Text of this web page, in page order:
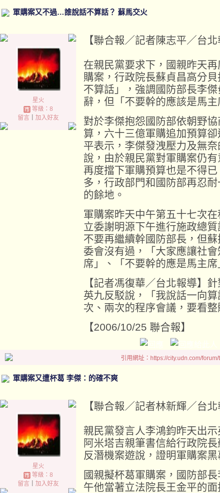
軍購案又不過…誰說話不算話？ 蘇馬交火
星火
等級：8
留言｜ 加入好友
【聯合報／記者陳志平／台
在親民黨要求下，國親昨天
購案，行政院長蘇貞昌高分
不算話」，強調國防部長李
辭，但「不要幹的應該是馬
對於李傑抱怨國防部依朝野
算，六十三億軍購追加預算
平表示，李傑發洩壓力及無
說，由於親民黨對軍購案仍
再度擋下軍購預算也是不得
多，行政部門和國防部再忍
的餘地。
軍購案昨天中午第五十七次
立委謝明源下午進行施政總
不要再繼續幹國防部長，但
委會沒有過，「大家應讓社
席」、「不要幹的應是馬主席
【記者馮復華／台北報導】
英九反駁說，「我說話一向
次、兩次的程序會議，要看
【2006/10/25 聯合報】
引用網址：https://city.udn.com/
軍購案又遭杯葛 李傑：的確不爽
星火
等級：8
留言｜ 加入好友
【聯合報／記者林新輝／台
親民黨發言人李鴻鈞昨天出
阿米塔吉親筆書信給行政院
反潛機案遊說，證明軍購案
國親擬杯葛軍購案，國防部
午他當著立法院長王金平的